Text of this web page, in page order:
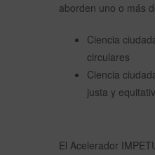
aborden uno o más
Ciencia
circulares
Ciencia
justa y
El Acelerador